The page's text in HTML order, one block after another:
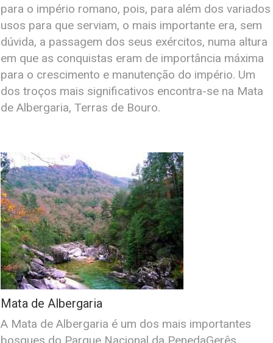
para o império romano, pois, para além dos variados
usos para que serviam, o mais importante era, sem
dúvida, a passagem dos seus exércitos, numa altura
em que as conquistas eram de importância máxima
para o crescimento e manutenção do império. Um
dos troços mais significativos encontra-se na Mata
de Albergaria, Terras de Bouro.
Mata de Albergaria
A Mata de Albergaria é um dos mais importantes